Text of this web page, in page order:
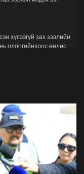
хүсээгүй зах зээлийн
одоогийнхоос өндөр
ангийн групп чат
өгдгийг зогсоож,